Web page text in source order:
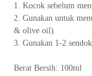
1. Kocok sebelum
2. Gunakan untuk
& olive oil)
3. Gunakan 1-2
Berat Bersih: 100ml